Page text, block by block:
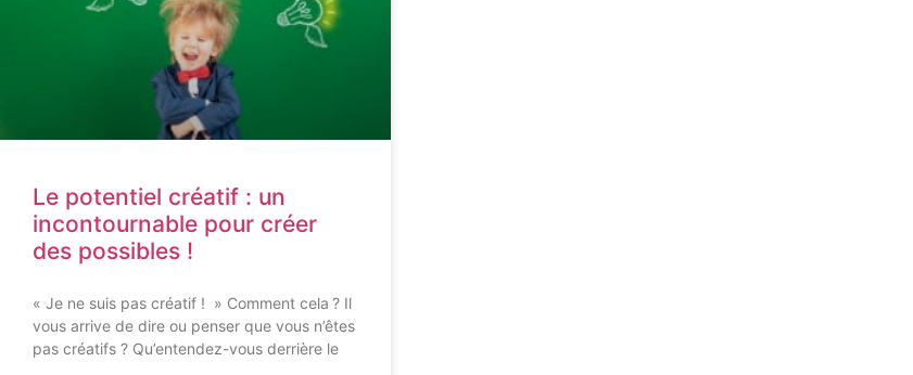
Le potentiel créatif : un
incontournable pour créer
des possibles !
« Je ne suis pas créatif ! » Comment cela ? Il
vous arrive de dire ou penser que vous n’êtes
pas créatifs ? Qu’entendez-vous derrière le